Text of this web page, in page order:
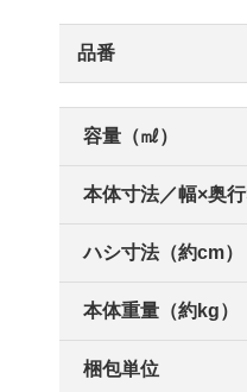
品番
容量（㎖）
本体寸法／幅×奥
ハシ寸法（約cm）
本体重量（約kg）
梱包単位